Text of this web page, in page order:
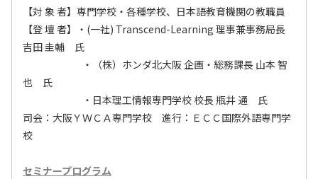
【対 象 者】専門学校・各種学校、日本語教育機関の教職員
【登 壇 者】・(一社) Transcend-Learning 理事兼事務局長
吉田 圭輔 氏
・（株）ホンダ北大阪 企画・総務課長 山本 智
也 氏
・日本理工情報専門学校 校長 瓶井 通 氏
司会：大阪ＹＷＣＡ専門学校 進行：ＥＣＣ国際外語専門学
校
セミナープログラム